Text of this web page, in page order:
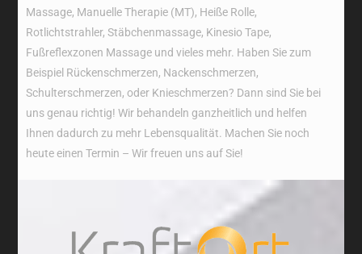
Massage, Manuelle Therapie (MT), Heiße Rolle,
Rotlichtstrahler, Stäbchenmassage, Kinesio Tape,
Fußreflexzonen Massage und vieles mehr. Haben Sie zum
Beispiel Rückenschmerzen, Nackenschmerzen,
Schulterschmerzen, oder Knieschmerzen? Dann sind Sie bei
uns genau richtig! Wir behandeln ganzheitlich und helfen
Ihnen dadurch zu mehr Lebensqualität. Machen Sie noch
heute einen Termin – Wir freuen uns auf Sie!